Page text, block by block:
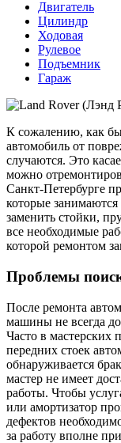
Двигатель
Цилиндр
Ходовая
Рулевое
Подъемник
Гараж
К сожалению, как бы
автомобиль от
случаются. Это
можно
Санкт-Петербурге
которые
заменить стойки,
все необходимые
которой ремонтом
Проблемы
После ремонта
машины не всегда
Часто в мастерских
передних стоек
обнаруживается
мастер не имеет
работы. Чтобы
или амортизатор
дефектов
за работу вполне